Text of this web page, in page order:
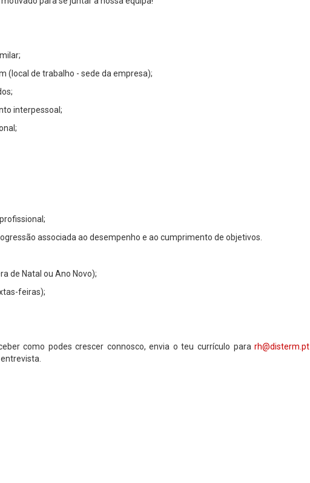
(local de trabalho - sede da empresa);
interpessoal;
associada ao desempenho e ao cumprimento de objetivos.
de Natal ou Ano Novo);
feiras);
como podes crescer connosco, envia o teu currículo pararh@disterm.pt